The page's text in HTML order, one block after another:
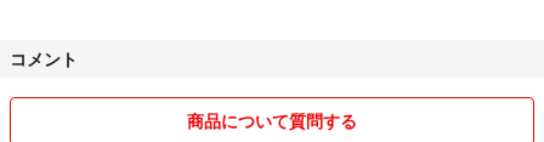
コメント
商品について質問する